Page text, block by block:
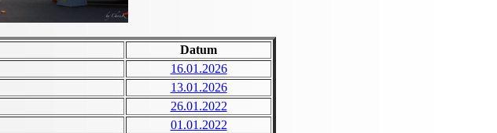
Datum
16.01.2026
13.01.2026
26.01.2022
01.01.2022